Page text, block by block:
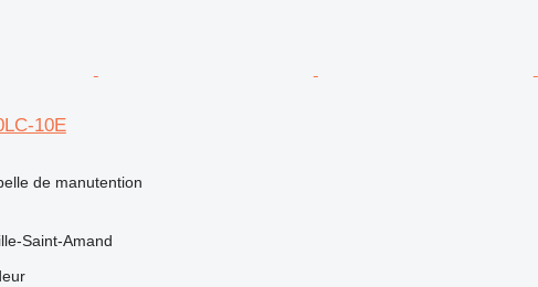
10E
de manutention
Saint-Amand